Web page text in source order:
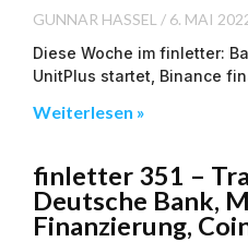
GUNNAR HASSEL
6. MAI
Diese Woche im finletter:
UnitPlus startet, Binance
Weiterlesen »
finletter 351 –
Deutsche Bank,
Finanzierung,